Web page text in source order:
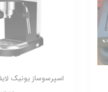
اسپرسوساز یونیک لایف